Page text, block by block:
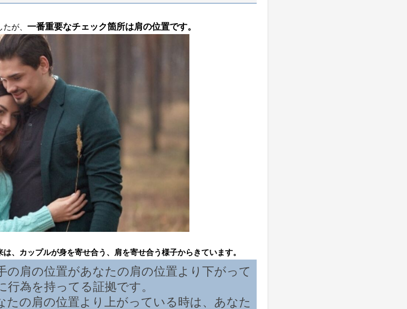
が、 一番重要なチェック箇所は肩の位置です。
、カップルが身を寄せ合う、肩を寄せ合う様子からきています。
の肩の位置があなたの肩の位置より下がって
行為を持ってる証拠です。
たの肩の位置より上がっている時は、あなた